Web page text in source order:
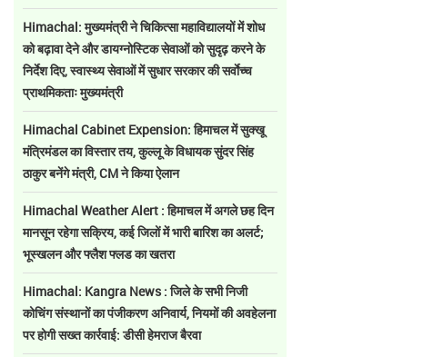
Himachal: मुख्यमंत्री ने चिकित्सा महाविद्यालयों में शोध
को बढ़ावा देने और डायग्नोस्टिक सेवाओं को सुदृढ़ करने के
निर्देश दिए, स्वास्थ्य सेवाओं में सुधार सरकार की सर्वाेच्च
प्राथमिकताः मुख्यमंत्री
Himachal Cabinet Expension: हिमाचल में सुक्खू
मंत्रिमंडल का विस्तार तय, कुल्लू के विधायक सुंदर सिंह
ठाकुर बनेंगे मंत्री, CM ने किया ऐलान
Himachal Weather Alert : हिमाचल में अगले छह दिन
मानसून रहेगा सक्रिय, कई जिलों में भारी बारिश का अलर्ट;
भूस्खलन और फ्लैश फ्लड का खतरा
Himachal: Kangra News : जिले के सभी निजी
कोचिंग संस्थानों का पंजीकरण अनिवार्य, नियमों की अवहेलना
पर होगी सख्त कार्रवाई: डीसी हेमराज बैरवा